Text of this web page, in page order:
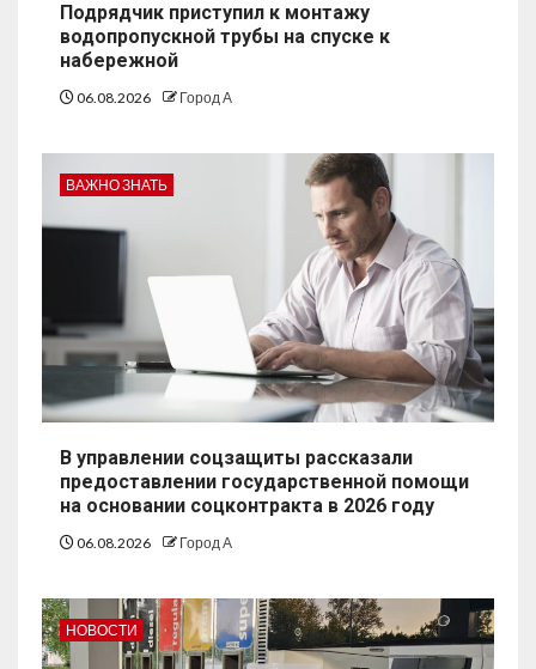
Подрядчик приступил к монтажу
водопропускной трубы на спуске к
набережной
06.08.2026 Город А
ВАЖНО ЗНАТЬ
В управлении соцзащиты рассказали
предоставлении государственной помощи
на основании соцконтракта в 2026 году
06.08.2026 Город А
НОВОСТИ